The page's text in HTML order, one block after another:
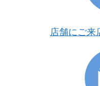
店舗にご来